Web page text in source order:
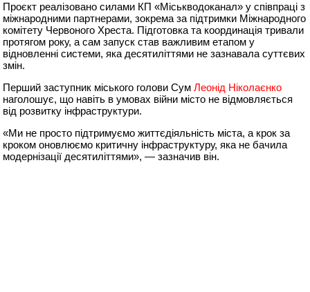
Проєкт реалізовано силами КП «Міськводоканал» у співпраці з
міжнародними партнерами, зокрема за підтримки Міжнародного
комітету Червоного Хреста. Підготовка та координація тривали
протягом року, а сам запуск став важливим етапом у
відновленні системи, яка десятиліттями не зазнавала суттєвих
змін.
Перший заступник міського голови СумЛеонід Ніколаєнко
наголошує, що навіть в умовах війни місто не відмовляється
від розвитку інфраструктури.
«Ми не просто підтримуємо життєдіяльність міста, а крок за
кроком оновлюємо критичну інфраструктуру, яка не бачила
модернізації десятиліттями», — зазначив він.